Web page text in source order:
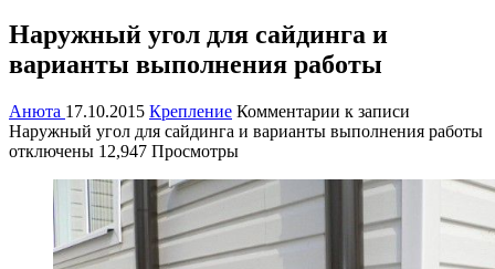
Наружный угол для сайдинга и
варианты выполнения работы
Анюта 17.10.2015 Крепление Комментарии к записи
Наружный угол для сайдинга и варианты выполнения работы
отключены 12,947 Просмотры